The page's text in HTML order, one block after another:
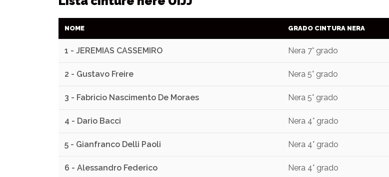
NOME GRADO CINTURA NERA
1 - JEREMIAS CASSEMIRO Nera 7° grado
2 - Gustavo Freire Nera 5° grado
3 - Fabricio Nascimento De Moraes Nera 5° grado
4 - Dario Bacci Nera 4° grado
5 - Gianfranco Delli Paoli Nera 4° grado
6 - Alessandro Federico Nera 4° grado